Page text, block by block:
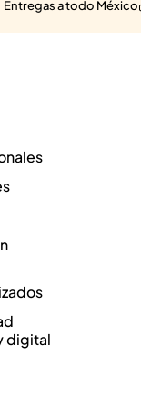
Entregas a todo México
digital